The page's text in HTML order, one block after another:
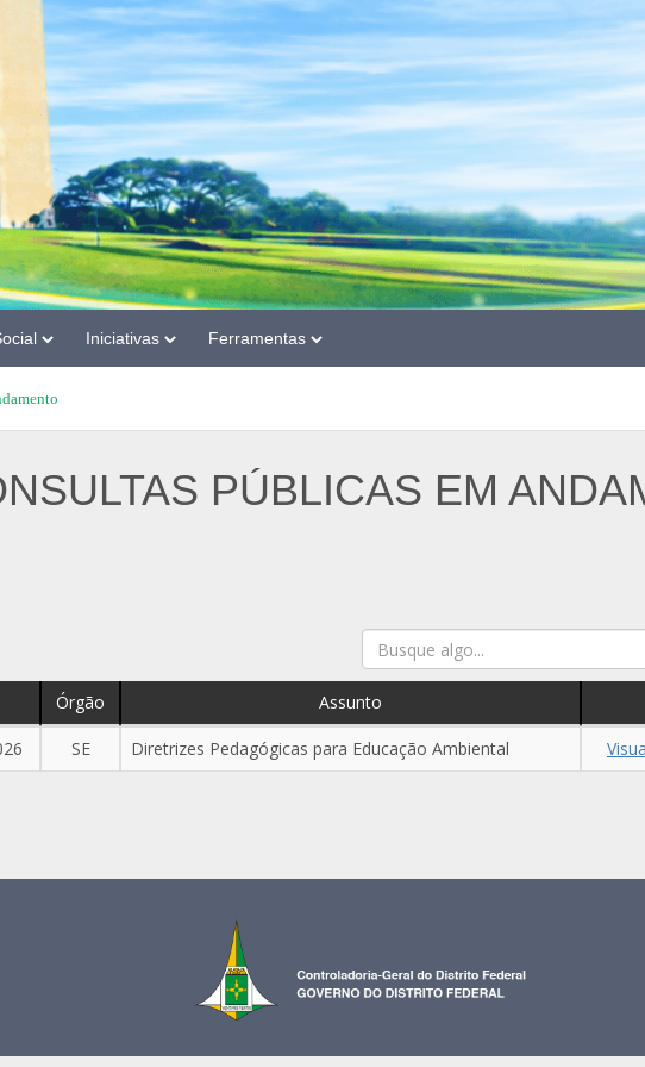
Iniciativas Ferramentas
PÚBLICAS EM
Órgão Assunto
SE Diretrizes Pedagógicas para Educação Ambiental